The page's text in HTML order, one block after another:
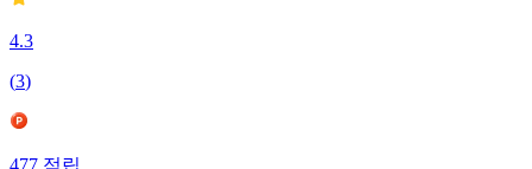
4.3
(3)